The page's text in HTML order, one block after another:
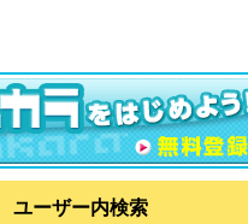
ユーザー内検索